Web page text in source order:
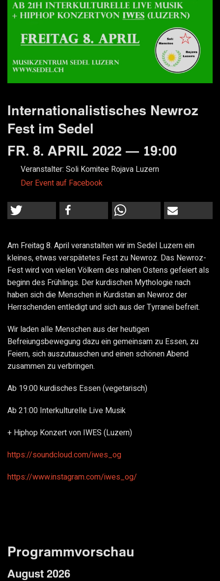
Internationalistisches Newroz
Fest im Sedel
FR. 8. APRIL 2022 — 19:00
Veranstalter: Soli Komitee Rojava Luzern
Der Event auf Facebook
Am Freitag 8. April veranstalten wir im Sedel Luzern ein
kleines, etwas verspätetes Fest zu Newroz. Das Newroz-
Fest wird von vielen Völkern des nahen Ostens gefeiert als
beginn des Frühlings. Der kurdischen Mythologie nach
haben sich die Menschen in Kurdistan an Newroz der
Herrschenden entledigt und sich aus der Tyrranei befreit.
Wir laden alle Menschen aus der heutigen
Befreiungsbewegung dazu ein gemeinsam zu Essen, zu
Feiern, sich auszutauschen und einen schönen Abend
zusammen zu verbringen.
Ab 19:00 kurdisches Essen (vegetarisch)
Ab 21:00 Interkulturelle Live Musik
+ Hiphop Konzert von IWES (Luzern)
https://soundcloud.com/iwes_og
https://www.instagram.com/iwes_og/
Programmvorschau
August 2026